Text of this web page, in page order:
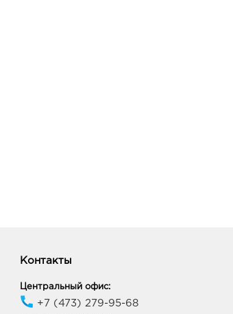
Контакты
Центральный офис:
+7 (473) 279-95-68